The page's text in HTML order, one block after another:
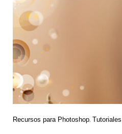
Recursos para Photoshop Tutoriales